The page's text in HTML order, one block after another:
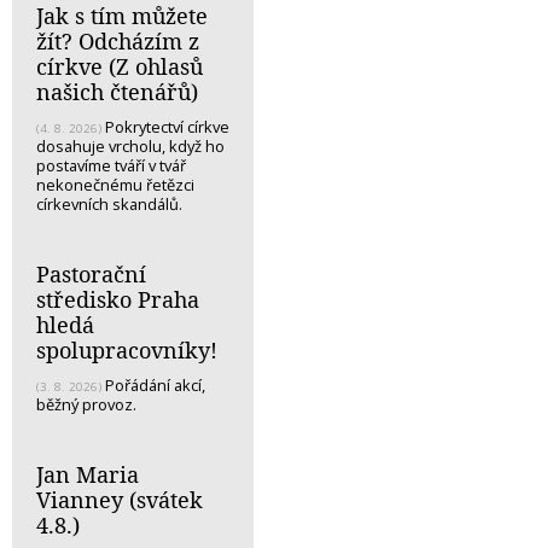
Jak s tím můžete
žít? Odcházím z
církve (Z ohlasů
našich čtenářů)
(4. 8. 2026) Pokrytectví církve
dosahuje vrcholu, když ho
postavíme tváří v tvář
nekonečnému řetězci
církevních skandálů.
Pastorační
středisko Praha
hledá
spolupracovníky!
(3. 8. 2026) Pořádání akcí,
běžný provoz.
Jan Maria
Vianney (svátek
4.8.)